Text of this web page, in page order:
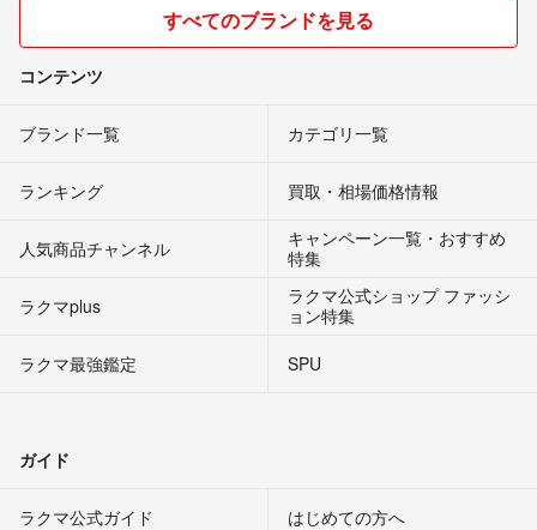
すべてのブランドを見る
コンテンツ
ブランド一覧 カテゴリ一覧
ランキング 買取・相場価格情報
人気商品チャンネル
キャンペーン一覧・おすすめ
特集
ラクマplus
ラクマ公式ショップ ファッシ
ョン特集
ラクマ最強鑑定
SPU
ガイド
ラクマ公式ガイド はじめての方へ